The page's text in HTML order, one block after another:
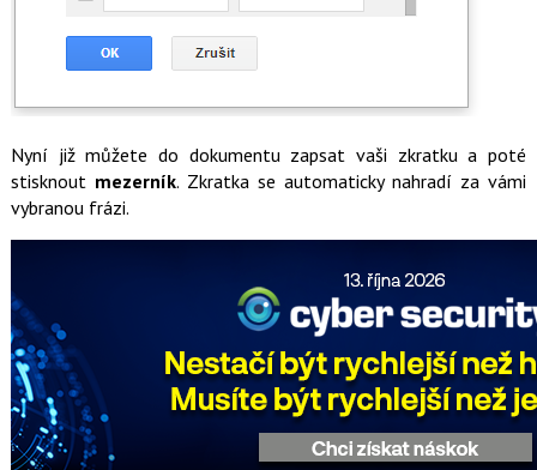
Nyní již můžete do dokumentu zapsat vaši zkratku a poté
stisknout mezerník. Zkratka se automaticky nahradí za vámi
vybranou frázi.